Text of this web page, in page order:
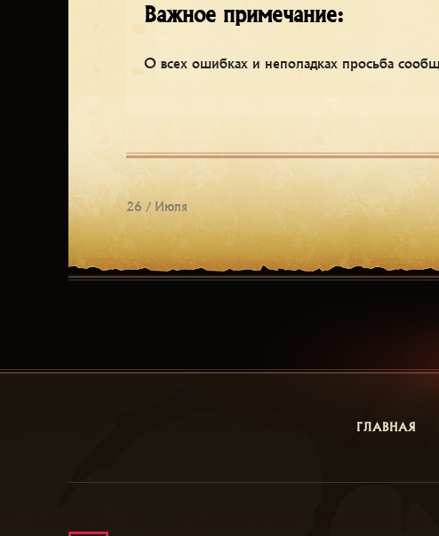
Важное примечание:
О всех ошибках и неполадках просьба
26 / Июля
ГЛАВНАЯ